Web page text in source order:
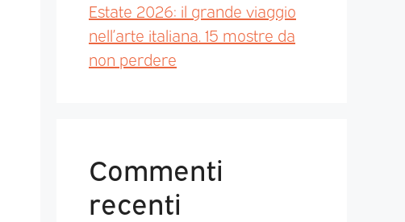
Estate 2026: il grande viaggio
nell’arte italiana. 15 mostre da
non perdere
Commenti
recenti